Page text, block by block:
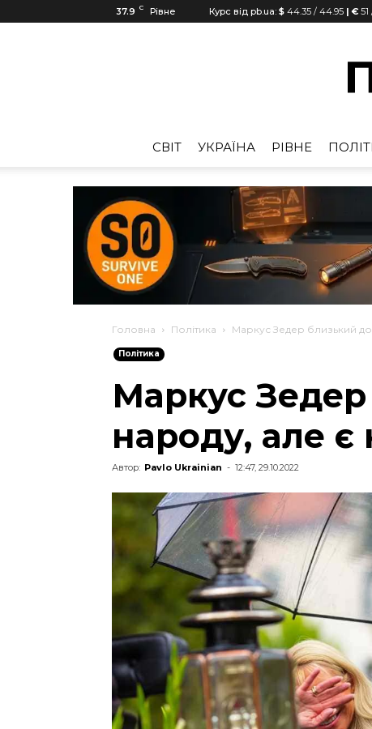
37.9 C Рівне Курс від pb.ua: $ 44.35 / 44.95 | € 51
CВІТ УКРАЇНА РІВНЕ
Головна Політика Маркус Зедер близький
Політика
Маркус
народу, але
Автор: Pavlo Ukrainian - 12:47, 29.10.2022